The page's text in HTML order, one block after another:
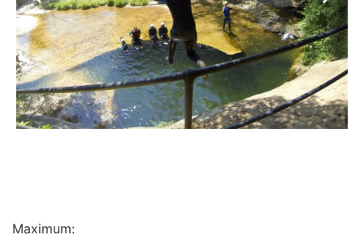
Maximum: